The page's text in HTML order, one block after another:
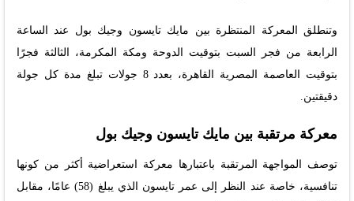
وتنطلق المعركة المنتظرة بين مايك تايسون وجيك بول عند الساعة
الرابعة من فجر السبت بتوقيت الدوحة ومكة المكرمة، الثالثة فجرًا
بتوقيت العاصمة المصرية القاهرة، بعدد 8 جولات تبلغ مدة كل جولة
دقيقتين.
معركة مرتقبة بين مايك تايسون وجيك بول
توصف المواجهة المرتقبة باعتبارها معركة استعراضية أكثر من كونها
تنافسية، خاصة عند النظر إلى عمر تايسون الذي يبلغ (58) عامًا، مقابل